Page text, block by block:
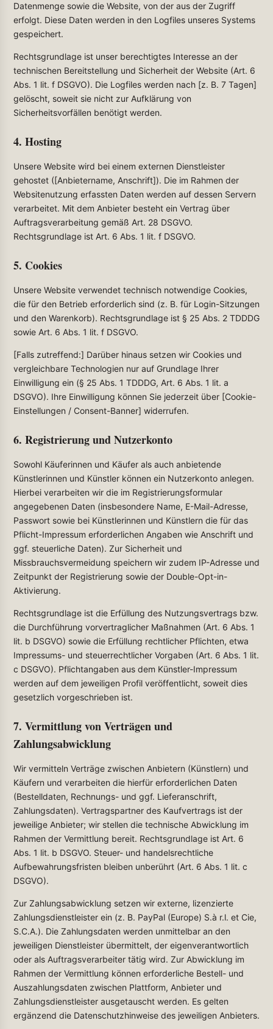
Datenmenge sowie die Website, von der aus der Zugriff
erfolgt. Diese Daten werden in den Logfiles unseres Systems
gespeichert.
Rechtsgrundlage ist unser berechtigtes Interesse an der
technischen Bereitstellung und Sicherheit der Website (Art. 6
Abs. 1 lit. f DSGVO). Die Logfiles werden nach [z. B. 7 Tagen]
gelöscht, soweit sie nicht zur Aufklärung von
Sicherheitsvorfällen benötigt werden.
4. Hosting
Unsere Website wird bei einem externen Dienstleister
gehostet ([Anbietername, Anschrift]). Die im Rahmen der
Websitenutzung erfassten Daten werden auf dessen Servern
verarbeitet. Mit dem Anbieter besteht ein Vertrag über
Auftragsverarbeitung gemäß Art. 28 DSGVO.
Rechtsgrundlage ist Art. 6 Abs. 1 lit. f DSGVO.
5. Cookies
Unsere Website verwendet technisch notwendige Cookies,
die für den Betrieb erforderlich sind (z. B. für Login-Sitzungen
und den Warenkorb). Rechtsgrundlage ist § 25 Abs. 2 TDDDG
sowie Art. 6 Abs. 1 lit. f DSGVO.
[Falls zutreffend:] Darüber hinaus setzen wir Cookies und
vergleichbare Technologien nur auf Grundlage Ihrer
Einwilligung ein (§ 25 Abs. 1 TDDDG, Art. 6 Abs. 1 lit. a
DSGVO). Ihre Einwilligung können Sie jederzeit über [Cookie-
Einstellungen / Consent-Banner] widerrufen.
6. Registrierung und Nutzerkonto
Sowohl Käuferinnen und Käufer als auch anbietende
Künstlerinnen und Künstler können ein Nutzerkonto anlegen.
Hierbei verarbeiten wir die im Registrierungsformular
angegebenen Daten (insbesondere Name, E-Mail-Adresse,
Passwort sowie bei Künstlerinnen und Künstlern die für das
Pflicht-Impressum erforderlichen Angaben wie Anschrift und
ggf. steuerliche Daten). Zur Sicherheit und
Missbrauchsvermeidung speichern wir zudem IP-Adresse und
Zeitpunkt der Registrierung sowie der Double-Opt-in-
Aktivierung.
Rechtsgrundlage ist die Erfüllung des Nutzungsvertrags bzw.
die Durchführung vorvertraglicher Maßnahmen (Art. 6 Abs. 1
lit. b DSGVO) sowie die Erfüllung rechtlicher Pflichten, etwa
Impressums- und steuerrechtlicher Vorgaben (Art. 6 Abs. 1 lit.
c DSGVO). Pflichtangaben aus dem Künstler-Impressum
werden auf dem jeweiligen Profil veröffentlicht, soweit dies
gesetzlich vorgeschrieben ist.
7. Vermittlung von Verträgen und
Zahlungsabwicklung
Wir vermitteln Verträge zwischen Anbietern (Künstlern) und
Käufern und verarbeiten die hierfür erforderlichen Daten
(Bestelldaten, Rechnungs- und ggf. Lieferanschrift,
Zahlungsdaten). Vertragspartner des Kaufvertrags ist der
jeweilige Anbieter; wir stellen die technische Abwicklung im
Rahmen der Vermittlung bereit. Rechtsgrundlage ist Art. 6
Abs. 1 lit. b DSGVO. Steuer- und handelsrechtliche
Aufbewahrungsfristen bleiben unberührt (Art. 6 Abs. 1 lit. c
DSGVO).
Zur Zahlungsabwicklung setzen wir externe, lizenzierte
Zahlungsdienstleister ein (z. B. PayPal (Europe) S.à r.l. et Cie,
S.C.A.). Die Zahlungsdaten werden unmittelbar an den
jeweiligen Dienstleister übermittelt, der eigenverantwortlich
oder als Auftragsverarbeiter tätig wird. Zur Abwicklung im
Rahmen der Vermittlung können erforderliche Bestell- und
Auszahlungsdaten zwischen Plattform, Anbieter und
Zahlungsdienstleister ausgetauscht werden. Es gelten
ergänzend die Datenschutzhinweise des jeweiligen Anbieters.